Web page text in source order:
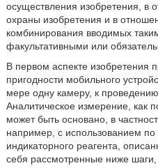
осуществления изобретения, в
охраны изобретения и в
комбинирования вводимых
факультативными или
В первом аспекте изобретения
пригодности мобильного
мере одну камеру, к
Аналитическое измерение, как
может быть основано, в
например, с использованием
индикаторного реагента,
себя рассмотренные ниже